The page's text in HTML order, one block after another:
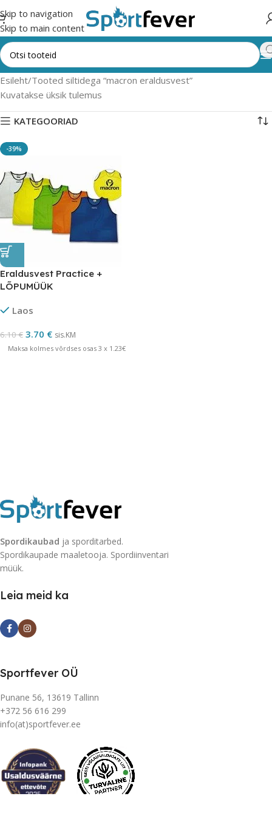
Skip to navigation
Skip to main content
Esileht Tooted siltidega “macron eraldusvest”
Kuvatakse üksik tulemus
KATEGOORIAD
-39%
Eraldusvest Practice +
LÕPUMÜÜK
Laos
6.10€ 3.70 € sis.KM
Maksa kolmes võrdses osas 3 x 1.23€
Spordikaubad ja sporditarbed.
Spordikaupade maaletooja. Spordiinventari
müük.
Leia meid ka
Sportfever OÜ
Punane 56, 13619 Tallinn
+372 56 616 299
info(at)sportfever.ee